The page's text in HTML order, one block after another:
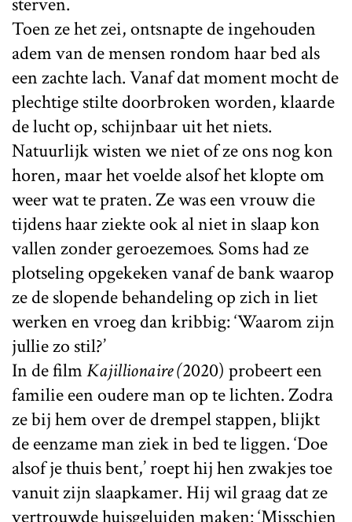
Toen ze het zei, ontsnapte de ingehouden
adem van de mensen rondom haar bed als
een zachte lach. Vanaf dat moment mocht de
plechtige stilte doorbroken worden, klaarde
de lucht op, schijnbaar uit het niets.
Natuurlijk wisten we niet of ze ons nog kon
horen, maar het voelde alsof het klopte om
weer wat te praten. Ze was een vrouw die
tijdens haar ziekte ook al niet in slaap kon
vallen zonder geroezemoes. Soms had ze
plotseling opgekeken vanaf de bank waarop
ze de slopende behandeling op zich in liet
werken en vroeg dan kribbig: ‘Waarom zijn
jullie zo stil?’
In de filmKajillionaire (2020) probeert een
familie een oudere man op te lichten. Zodra
ze bij hem over de drempel stappen, blijkt
de eenzame man ziek in bed te liggen. ‘Doe
alsof je thuis bent,’ roept hij hen zwakjes toe
vanuit zijn slaapkamer. Hij wil graag dat ze
vertrouwde huisgeluiden maken: ‘Misschien